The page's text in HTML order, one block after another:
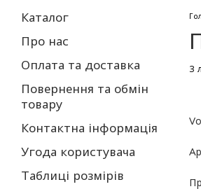
3
Каталог
Про нас
Оплата та доставка
Повернення та обмін
товару
Контактна інформація
Угода користувача
Таблиці розмірів